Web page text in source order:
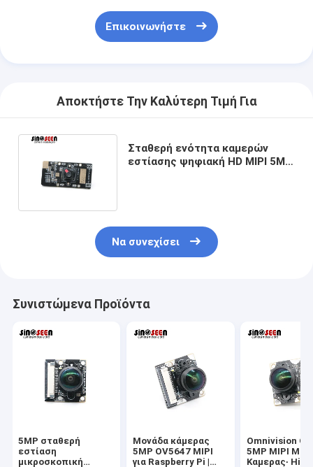
Επικοινωνήστε
Αποκτήστε Την Καλύτερη Τιμή Για
Σταθερή ενότητα καμερών
εστίασης ψηφιακή HD MIPI 5MP
Να συνεχίσει
Συνιστώμενα Προϊόντα
5MP σταθερή
εστίαση
μικροσκοπική
Μονάδα κάμερας
5MP OV5647 MIPI
για Raspberry Pi |
Omnivision
5MP MIPI
Καμερας∙